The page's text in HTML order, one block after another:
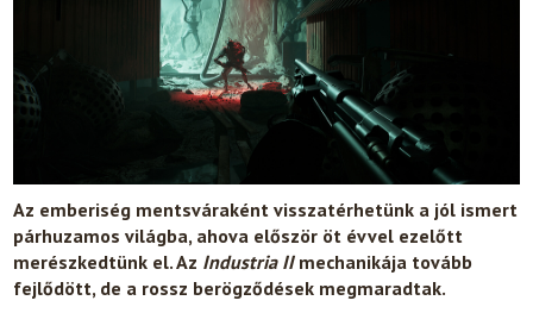
Az emberiség mentsváraként visszatérhetünk a jól ismert
párhuzamos világba, ahova először öt évvel ezelőtt
merészkedtünk el. Az Industria IImechanikája tovább
fejlődött, de a rossz berögződések megmaradtak.